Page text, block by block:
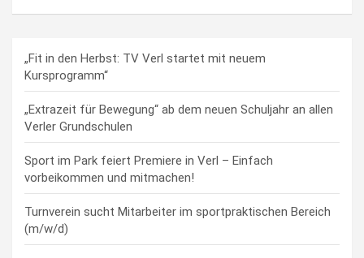
„Fit in den Herbst: TV Verl startet mit neuem
Kursprogramm“
„Extrazeit für Bewegung“ ab dem neuen Schuljahr an allen
Verler Grundschulen
Sport im Park feiert Premiere in Verl – Einfach
vorbeikommen und mitmachen!
Turnverein sucht Mitarbeiter im sportpraktischen Bereich
(m/w/d)